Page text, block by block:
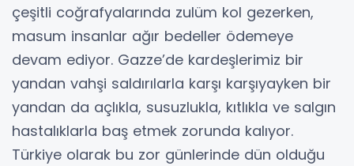
çeşitli coğrafyalarında zulüm kol gezerken,
masum insanlar ağır bedeller ödemeye
devam ediyor. Gazze’de kardeşlerimiz bir
yandan vahşi saldırılarla karşı karşıyayken bir
yandan da açlıkla, susuzlukla, kıtlıkla ve salgın
hastalıklarla baş etmek zorunda kalıyor.
Türkiye olarak bu zor günlerinde dün olduğu